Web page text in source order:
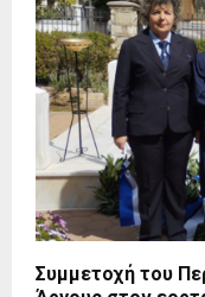
Συμμετοχή του